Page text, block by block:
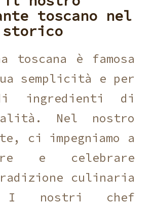
toscano nel
toscana è famosa
semplicità e per
ingredienti di
Nel nostro
ci impegniamo a
e celebrare
culinaria
I nostri chef